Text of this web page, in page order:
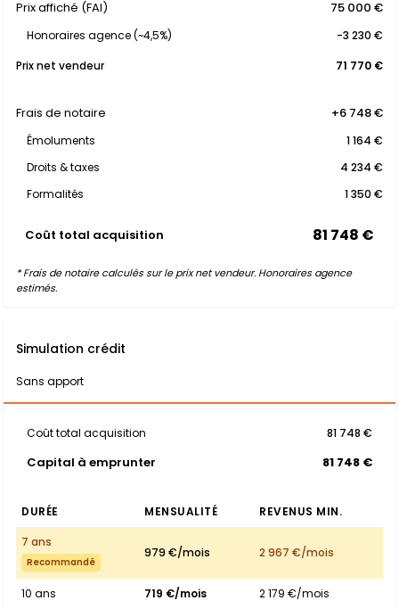
Prix affiché (FAI) 75 000 €
Honoraires agence (~4,5%)
-3 230 €
Prix net vendeur
71 770 €
Frais de notaire +6 748 €
Émoluments
1 164 €
Droits & taxes
4 234 €
Formalités
1 350 €
Coût total acquisition 81 748 €
* Frais de notaire calculés sur le prix net vendeur. Honoraires agence
estimés.
Simulation crédit
Sans apport
Coût total acquisition 81 748 €
Capital à emprunter 81 748 €
DURÉE MENSUALITÉ
REVENUS MIN.
7 ans
Recommandé
979 €/mois 2 967 €/mois
10 ans 719 €/mois 2 179 €/mois